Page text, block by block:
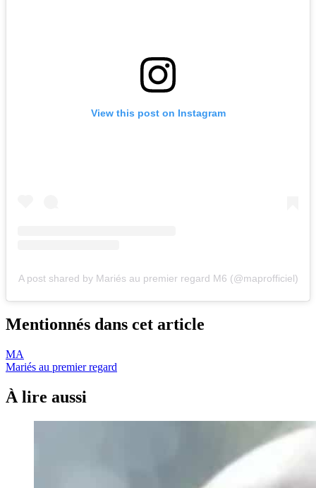
View this post on Instagram
A post shared by Mariés au premier regard M6 (@maprofficiel)
Mentionnés dans cet article
MA
Mariés au premier regard
À lire aussi